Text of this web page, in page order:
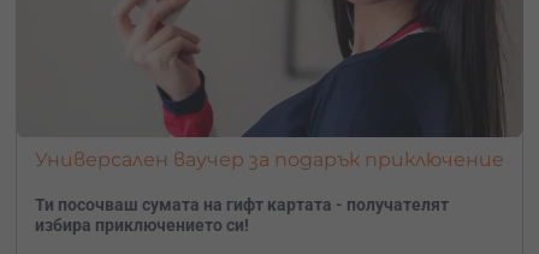
Универсален ваучер за подарък приключение
Ти посочваш сумата на гифт картата - получателят
избира приключението си!